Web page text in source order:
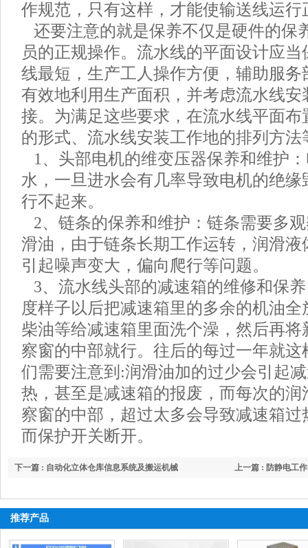
作规范，只有这样，才能使输送线运行
还要注意的就是保养不仅是硬件的保
员的正规操作。流水线的平面设计应
线最短，生产工人操作方便，辅助服务
有效地利用生产面积，并考虑流水线安
接。为满足这些要求，在流水线平面布
的形式、流水线安装工作地的排列方法
1、头部电机的维变压器保养和维护
水，一旦进水会有几率导致电机的绝
行不起来。
2、链条的保养和维护：链条需要多
滑油，由于链条长期工作运转，润滑液
引起噪声变大，偏向爬行等问题。
3、流水线头部的减速箱的维修和保
度样子以后把减速箱里的多余的机油
柴油等给减速箱里面洗个澡，然后再
察窗的中部就行。往后的每过一年就
们需要注意到:润滑油加的过少会引起
热，甚至是减速箱的报废，而每次的润
察窗的中部，超过太多会导致减速箱
而保护开关断开。
上一篇 : 防静电工
下一篇 : 自动化立体仓库信息系统及搬运机械
推荐产品